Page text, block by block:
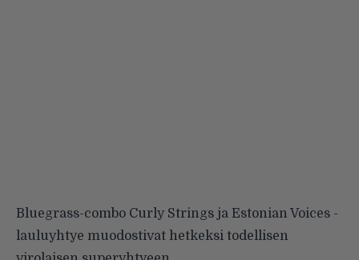
Bluegrass-combo Curly Strings ja Estonian Voices -
lauluyhtye muodostivat hetkeksi todellisen